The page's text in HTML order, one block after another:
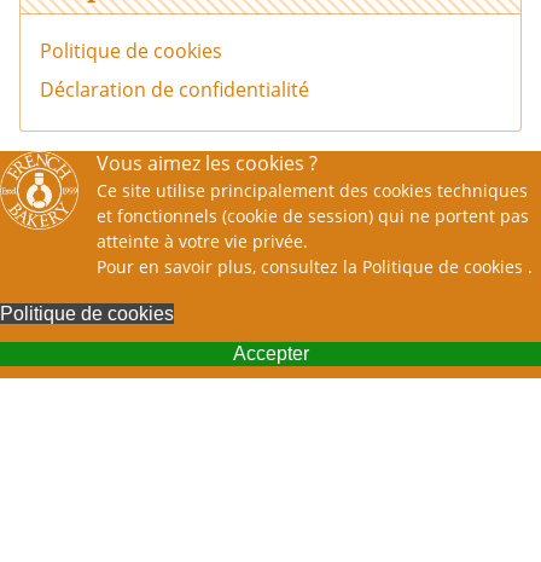
Politique de cookies
Déclaration de confidentialité
Vous aimez les cookies ?
Ce site utilise principalement des cookies techniques
et fonctionnels (cookie de session) qui ne portent pas
atteinte à votre vie privée.
Pour en savoir plus, consultez la Politique de cookies .
Politique de cookies
Accepter